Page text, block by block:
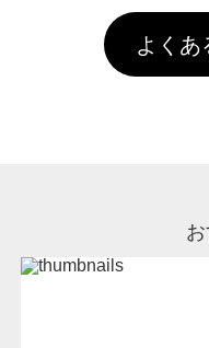
頂いても、
クにカウ
害な性質で
お手数で
していた
通常注文・
引」など
場合は送
い。
よくあ